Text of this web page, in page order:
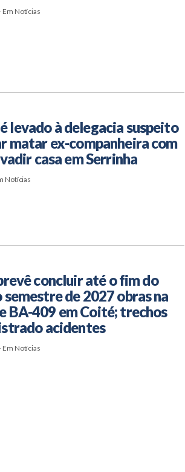
Em Notícias
levado à delegacia suspeito
matar ex-companheira com
casa em Serrinha
Notícias
concluir até o fim do
de 2027 obras na
BA-409 em Coité; trechos
acidentes
Em Notícias